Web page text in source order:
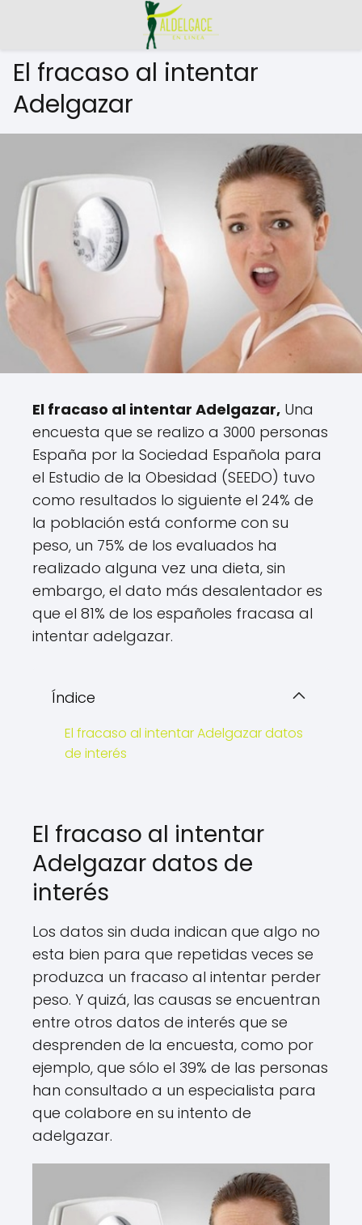
El fracaso al intentar
Adelgazar
El fracaso al intentar Adelgazar, Una
encuesta que se realizo a 3000 personas
España por la Sociedad Española para
el Estudio de la Obesidad (SEEDO) tuvo
como resultados lo siguiente el 24% de
la población está conforme con su
peso, un 75% de los evaluados ha
realizado alguna vez una dieta, sin
embargo, el dato más desalentador es
que el 81% de los españoles fracasa al
intentar adelgazar.
Índice
El fracaso al intentar Adelgazar datos
de interés
El fracaso al intentar
Adelgazar datos de
interés
Los datos sin duda indican que algo no
esta bien para que repetidas veces se
produzca un fracaso al intentar perder
peso. Y quizá, las causas se encuentran
entre otros datos de interés que se
desprenden de la encuesta, como por
ejemplo, que sólo el 39% de las personas
han consultado a un especialista para
que colabore en su intento de
adelgazar.